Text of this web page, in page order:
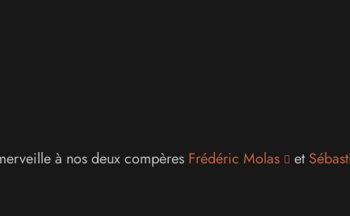
à nos deux compères Frédéric Molas et